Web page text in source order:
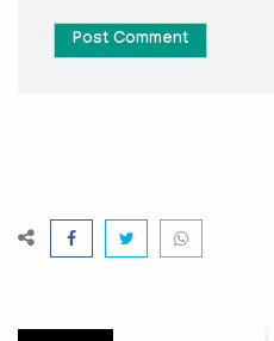
Post Comment